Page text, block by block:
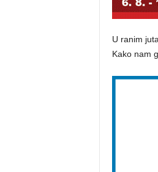
U ranim
Kako nam